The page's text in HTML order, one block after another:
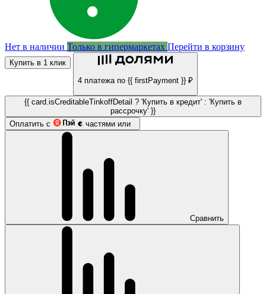
Нет в наличии Только в гипермаркетах Перейти в корзину
Купить в 1 клик
4 платежа по {{ firstPayment }} ₽
{{ card.isCreditableTinkoffDetail ? 'Купить в кредит' : 'Купить в
рассрочку' }}
Оплатить с
частями или
Сравнить